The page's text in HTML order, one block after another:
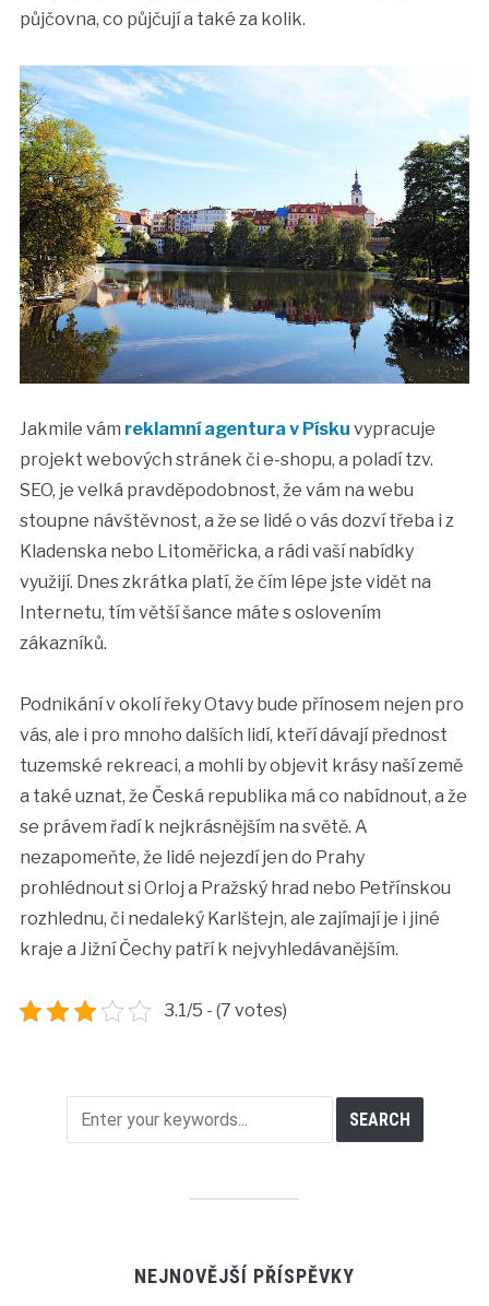
půjčovna, co půjčují a také za kolik.
Jakmile vám reklamní agentura v Písku vypracuje
projekt webových stránek či e-shopu, a poladí tzv.
SEO, je velká pravděpodobnost, že vám na webu
stoupne návštěvnost, a že se lidé o vás dozví třeba i z
Kladenska nebo Litoměřicka, a rádi vaší nabídky
využijí. Dnes zkrátka platí, že čím lépe jste vidět na
Internetu, tím větší šance máte s oslovením
zákazníků.
Podnikání v okolí řeky Otavy bude přínosem nejen pro
vás, ale i pro mnoho dalších lidí, kteří dávají přednost
tuzemské rekreaci, a mohli by objevit krásy naší země
a také uznat, že Česká republika má co nabídnout, a že
se právem řadí k nejkrásnějším na světě. A
nezapomeňte, že lidé nejezdí jen do Prahy
prohlédnout si Orloj a Pražský hrad nebo Petřínskou
rozhlednu, či nedaleký Karlštejn, ale zajímají je i jiné
kraje a Jižní Čechy patří k nejvyhledávanějším.
3.1/5 - (7 votes)
NEJNOVĚJŠÍ PŘÍSPĚVKY